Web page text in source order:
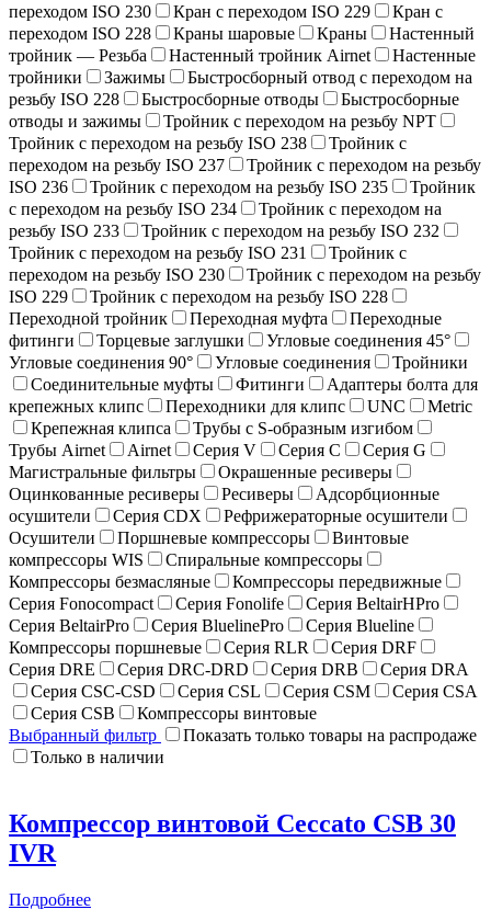
переходом ISO 230
Кран с переходом ISO 229
Кран с
переходом ISO 228
Краны шаровые Краны
Настенный
тройник — Резьба
Настенный тройник Airnet
Настенные
тройники
Зажимы
Быстросборный отвод с переходом на
резьбу ISO 228
Быстросборные отводы
Быстросборные
отводы и зажимы
Тройник с переходом на резьбу NPT
Тройник с переходом на резьбу ISO 238
Тройник с
переходом на резьбу ISO 237
Тройник с переходом на резьбу
ISO 236
Тройник с переходом на резьбу ISO 235
Тройник
с переходом на резьбу ISO 234
Тройник с переходом на
резьбу ISO 233
Тройник с переходом на резьбу ISO 232
Тройник с переходом на резьбу ISO 231
Тройник с
переходом на резьбу ISO 230
Тройник с переходом на резьбу
ISO 229
Тройник с переходом на резьбу ISO 228
Переходной тройник
Переходная муфта
Переходные
фитинги
Торцевые заглушки
Угловые соединения 45°
Угловые соединения 90°
Угловые соединения
Тройники
Соединительные муфты
Фитинги
Адаптеры болта для
крепежных клипс
Переходники для клипс UNC
Metric
Крепежная клипса
Трубы с S-образным изгибом
Трубы Airnet
Airnet Серия V Серия C
Серия G
Магистральные фильтры
Окрашенные ресиверы
Оцинкованные ресиверы
Ресиверы
Адсорбционные
осушители
Серия CDX
Рефрижераторные осушители
Осушители
Поршневые компрессоры
Винтовые
компрессоры WIS
Спиральные компрессоры
Компрессоры безмасляные
Компрессоры передвижные
Серия Fonocompact
Серия Fonolife
Серия BeltairHPro
Серия BeltairPro
Серия BluelinePro
Серия Blueline
Компрессоры поршневые
Серия RLR
Серия DRF
Серия DRE
Серия DRC-DRD Серия DRB
Серия DRA
Серия CSC-CSD
Серия CSL Серия CSM
Серия CSA
Серия CSB
Компрессоры винтовые
Выбранный фильтр
Показать только товары на распродаже
Только в наличии
Компрессор винтовой Ceccato CSB 30
IVR
Подробнее